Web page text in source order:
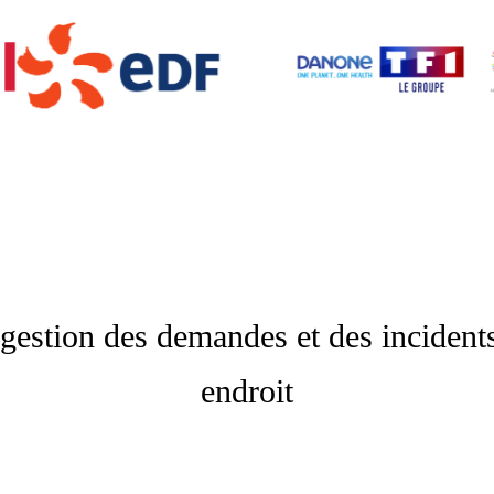
des demandes et des
endroit